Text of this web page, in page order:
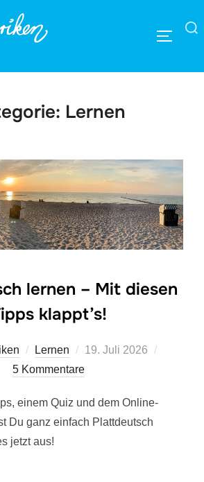
Suchen
Lernen
lernen – Mit diesen
klappt’s!
Lernen
Veröffentlicht
am
19. Juli 2026
5 Kommentare
einem Quiz und dem Online-
Du ganz einfach Plattdeutsch
jetzt aus!